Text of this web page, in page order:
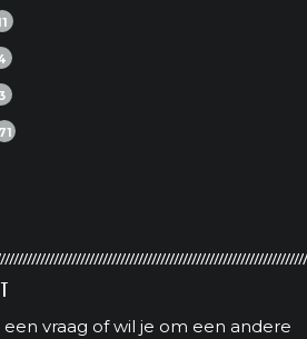
3
71
vraag of wil je om een andere